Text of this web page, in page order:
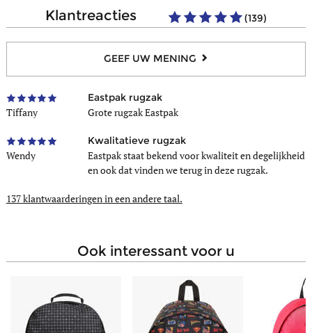
Draagtype
Samenstelling
Nylon
Schrift (21x29,7cm)
Ja
Schrift (24x32cm)
Ja
Ja
Ringmap A4 (26x32x4cm)
Ja
Grote ringmap A4 (32x29x7cm)
Gewatteerd opbergvak voor laptop
Maximale laptopafmeting
16"
klantreacties (139)
Tiffany
Eastpak rugzak
Grote rugzak Eastpak
Wendy
Kwalitatieve rugzak
Eastpak staat bekend voor kwaliteit en degelijkheid
en ook dat vinden we terug in deze rugzak.
137 klantwaarderingenin een andere taal.
GEEF UW MENING
ook interessant voor u